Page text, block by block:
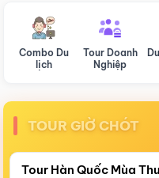
Combo Du
lịch
Tour Doanh
Nghiệp
TOUR GIỜ CHÓT
Còn18 ngày 08:40:34
Tour Hàn Quốc Mùa